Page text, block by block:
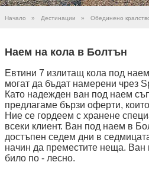
Начало » Дестинации » Обединено
Наем на кола в Болтън
Евтини 7 излитащ кола под
могат да бъдат намерени чрез
Като надежден ван под наем
предлагаме бързи оферти,
Ние се гордеем с хранене
всеки клиент. Ван под наем в
достъпен седем дни в
начин да преместите неща. Ван
било по - лесно.